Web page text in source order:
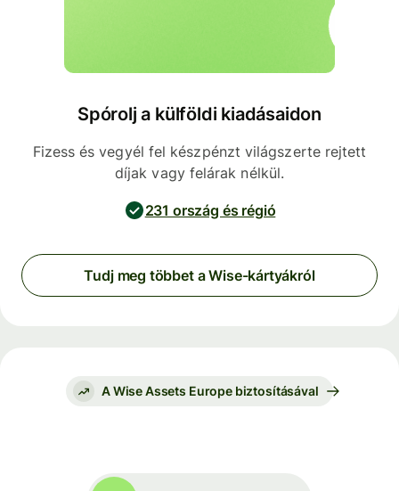
Spórolj a külföldi kiadásaidon
Fizess és vegyél fel készpénzt világszerte rejtett
díjak vagy felárak nélkül.
231 ország és régió
Tudj meg többet a Wise-kártyákról
A Wise Assets Europe biztosításával